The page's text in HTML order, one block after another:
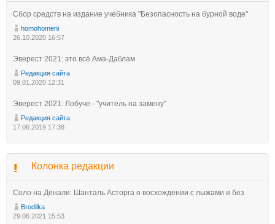
Сбор средств на издание учебника "Безопасность на бурной воде"
homohomeni
26.10.2020 16:57
Эверест 2021: это всё Ама-Даблам
Редакция сайта
09.01.2020 12:31
Эверест 2021: Лобуче - "учитель на замену"
Редакция сайта
17.06.2019 17:38
Колонка редакции
Соло на Денали: Шанталь Асторга о восхождении с лыжами и без
Brodilka
29.06.2021 15:53